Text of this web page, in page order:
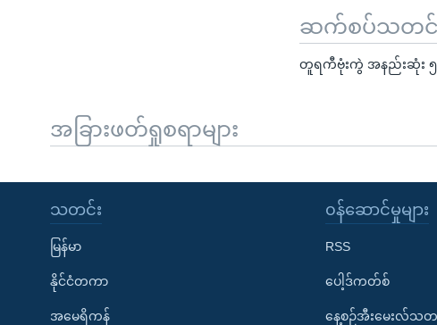
ဆက်စပ်သတင်း
တူရကီဗုံးကွဲ အနည်းဆုံး
အခြားဖတ်ရှုစရာများ
သတင်း
မြန်မာ
နိုင်ငံတကာ
အမေရိကန်
၀န်ဆောင်မှုများ
RSS
ပေါ့ဒ်ကတ်စ်
နေ့စဉ်အီးမေးလ်သတ